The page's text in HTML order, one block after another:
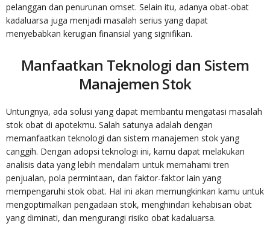
pelanggan dan penurunan omset. Selain itu, adanya obat-obat
kadaluarsa juga menjadi masalah serius yang dapat
menyebabkan kerugian finansial yang signifikan.
Manfaatkan Teknologi dan Sistem
Manajemen Stok
Untungnya, ada solusi yang dapat membantu mengatasi masalah
stok obat di apotekmu. Salah satunya adalah dengan
memanfaatkan teknologi dan sistem manajemen stok yang
canggih. Dengan adopsi teknologi ini, kamu dapat melakukan
analisis data yang lebih mendalam untuk memahami tren
penjualan, pola permintaan, dan faktor-faktor lain yang
mempengaruhi stok obat. Hal ini akan memungkinkan kamu untuk
mengoptimalkan pengadaan stok, menghindari kehabisan obat
yang diminati, dan mengurangi risiko obat kadaluarsa.